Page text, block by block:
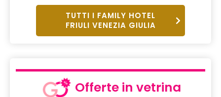
TUTTI I FAMILY HOTEL
FRIULI VENEZIA GIULIA
Offerte in vetrina